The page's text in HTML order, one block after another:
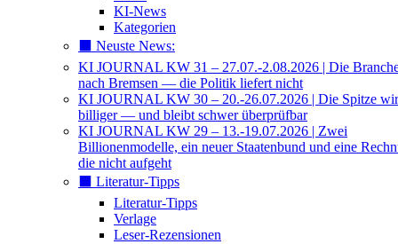
KI-News
Kategorien
⬛️ Neuste News:
KI JOURNAL KW 31 – 27.07.-2.08.2026 | Die
nach Bremsen — die Politik liefert nicht
KI JOURNAL KW 30 – 20.-26.07.2026 | Die Spitze
billiger — und bleibt schwer überprüfbar
KI JOURNAL KW 29 – 13.-19.07.2026 | Zwei
Billionenmodelle, ein neuer Staatenbund und eine
die nicht aufgeht
⬛️ Literatur-Tipps
Literatur-Tipps
Verlage
Leser-Rezensionen